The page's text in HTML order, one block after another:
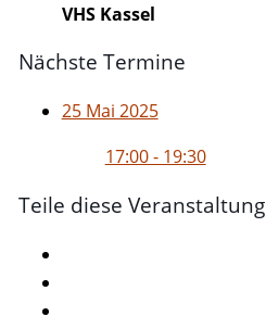
VHS Kassel
Nächste Termine
25 Mai 2025
17:00 - 19:30
Teile diese Veranstaltung